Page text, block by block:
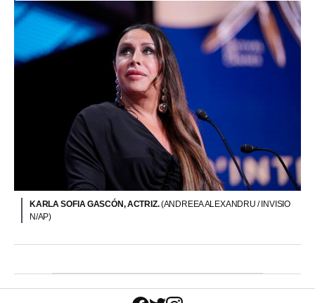
KARLA SOFIA GASCÓN, ACTRIZ.(ANDREEA ALEXANDRU / INVISIO
N/AP)